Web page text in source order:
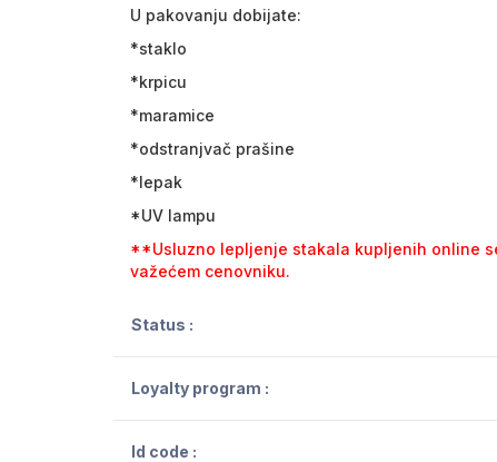
U pakovanju dobijate:
*staklo
*krpicu
*maramice
*odstranjvač prašine
*lepak
*UV lampu
**Usluzno lepljenje stakala kupljenih online
važećem cenovniku.
Status :
Loyalty program :
Id code :